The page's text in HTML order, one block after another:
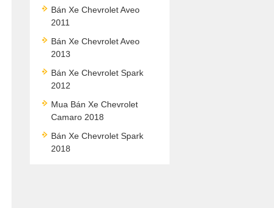
Bán Xe Chevrolet Aveo
2011
Bán Xe Chevrolet Aveo
2013
Bán Xe Chevrolet Spark
2012
Mua Bán Xe Chevrolet
Camaro 2018
Bán Xe Chevrolet Spark
2018